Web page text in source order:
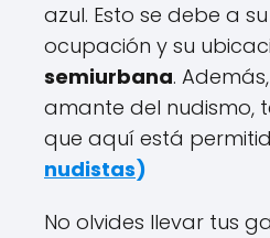
azul. Esto se debe a
ocupación y su
semiurbana.
amante del nudismo,
que aquí está
nudistas)
No olvides llevar tus